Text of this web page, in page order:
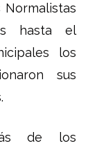
hasta el
los
sus
de los